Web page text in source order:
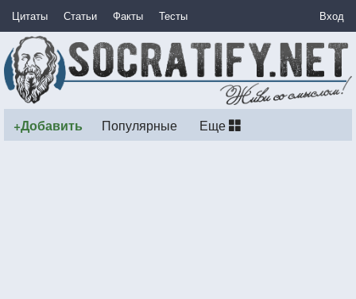
Цитаты Статьи Факты Тесты Вход
+Добавить Популярные Еще